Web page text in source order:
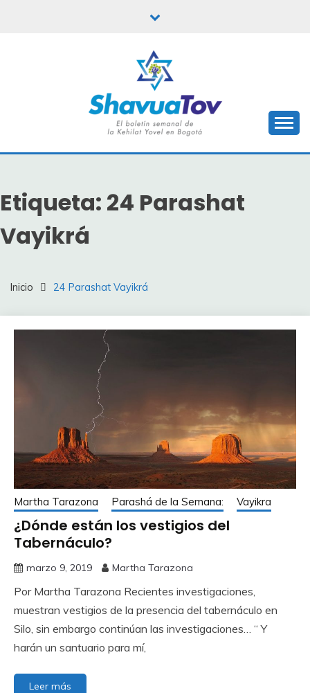
BOLETÍN SHAVUA
TOV
Etiqueta: 24 Parashat
Vayikrá
Inicio 24 Parashat Vayikrá
Martha Tarazona Parashá de la Semana: Vayikra
¿Dónde están los vestigios del
Tabernáculo?
marzo 9, 2019 Martha Tarazona
Por Martha Tarazona Recientes investigaciones,
muestran vestigios de la presencia del tabernáculo en
Silo, sin embargo continúan las investigaciones… “ Y
harán un santuario para mí,
Leer más